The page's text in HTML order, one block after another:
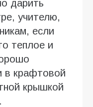
дарить
учителю,
если
теплое и
в крафтовой
крышкой